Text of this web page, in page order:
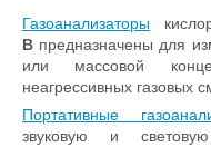
Газоанализаторы
В предназначены для
или массовой
неагрессивных газовых
Портативные
звуковую и